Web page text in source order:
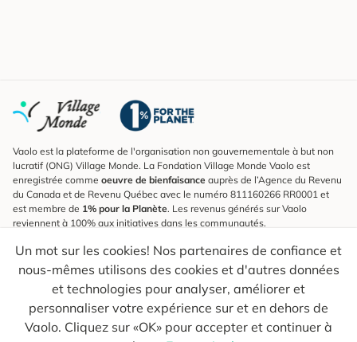
Un mot sur les cookies! Nos partenaires de confiance et
nous-mêmes utilisons des cookies et d'autres données
et technologies pour analyser, améliorer et
personnaliser votre expérience sur et en dehors de
Vaolo. Cliquez sur «OK» pour accepter et continuer à
Vaolo est la plateforme de l'organisation non gouvernementale à but non
lucratif (ONG) Village Monde. La Fondation Village Monde Vaolo est
enregistrée comme oeuvre de bienfaisance auprès de l’Agence du Revenu
du Canada et de Revenu Québec avec le numéro 811160266 RR0001 et
est membre de 1% pour la Planète. Les revenus générés sur Vaolo
reviennent à 100% aux initiatives dans les communautés.
S'inscrire à l'infolettre
Pour connaître les nouveautés, suivre nos explorateurs et recevoir des
astuces pour des voyages plus conscients.
Ton courriel Envoyer